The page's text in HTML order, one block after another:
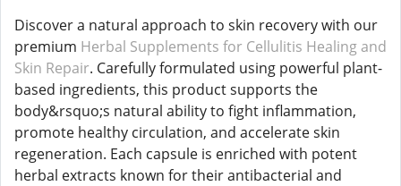
Discover a natural approach to skin recovery with our
premium Herbal Supplements for Cellulitis Healing and
Skin Repair. Carefully formulated using powerful plant-
based ingredients, this product supports the
body&rsquo;s natural ability to fight inflammation,
promote healthy circulation, and accelerate skin
regeneration. Each capsule is enriched with potent
herbal extracts known for their antibacterial and